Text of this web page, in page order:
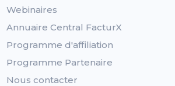
Webinaires
Annuaire Central FacturX
Programme d'affiliation
Programme Partenaire
Nous contacter